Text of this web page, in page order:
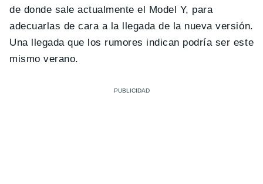
de donde sale actualmente el Model Y, para
adecuarlas de cara a la llegada de la nueva versión.
Una llegada que los rumores indican podría ser este
mismo verano.